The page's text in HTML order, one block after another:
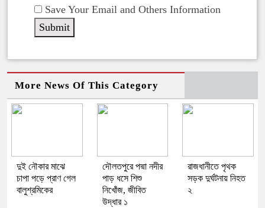
Save Your Email and Others Information
More News Of This Category
দুই নৌকার মাঝে
চাপা পড়ে প্রাণ গেল
বালুশ্রমিকের
দৌলতপুরে পদ্মা নদীর
পাড় ধসে শিশু
নিখোঁজ, জীবিত
উদ্ধার ১
রাজধানীতে পৃথক
সড়ক দুর্ঘটনায় নিহত
২